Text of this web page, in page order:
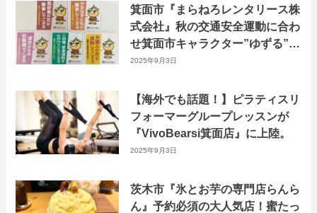
箕面市『まらねろレンタリース株
式会社』秋の交通安全運動に合わ
せ箕面市キャラクター”ゆずる”の
ステッカー配布！レンタカー利用
2025年9月3日
【海外でも話題！】ピラティスリ
フォーマーグループレッスンが
『VivoBearsi箕面店』に上陸。
2025年9月3日
茨木市『氷とお芋の専門店らんら
ん』予約必須の大人気店！蜜たっ